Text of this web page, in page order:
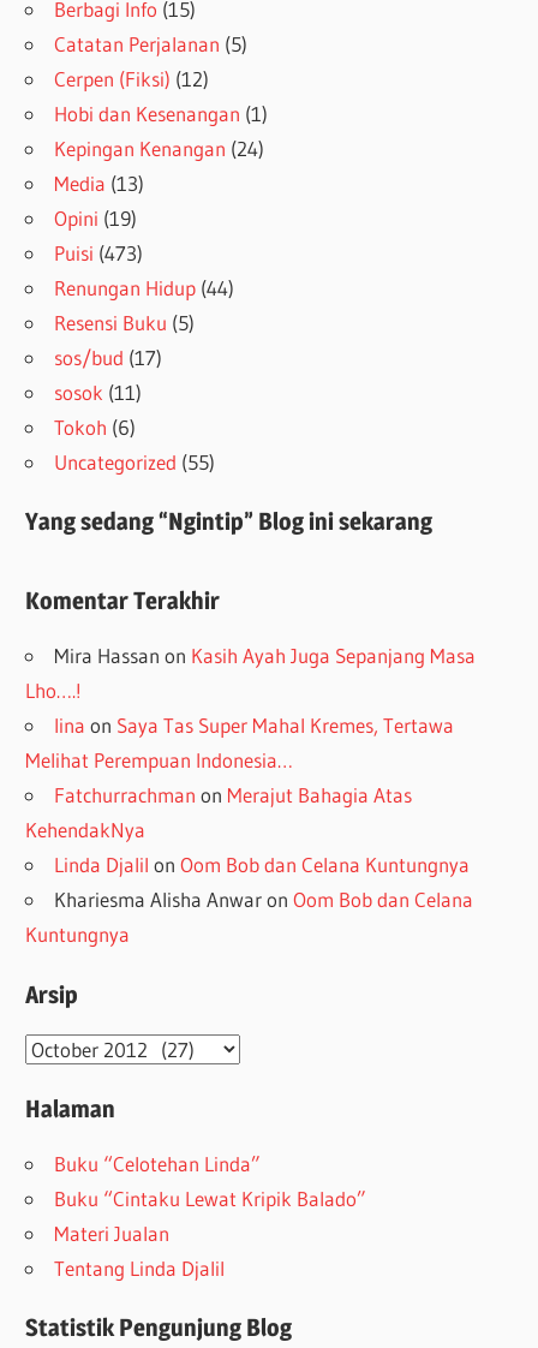
Berbagi Info (15)
Catatan Perjalanan (5)
Cerpen (Fiksi) (12)
Hobi dan Kesenangan (1)
Kepingan Kenangan (24)
Media (13)
Opini (19)
Puisi (473)
Renungan Hidup (44)
Resensi Buku (5)
sos/bud (17)
sosok (11)
Tokoh (6)
Uncategorized (55)
Yang sedang “Ngintip” Blog ini sekarang
Komentar Terakhir
Mira Hassan on Kasih Ayah Juga Sepanjang Masa
Lho….!
lina on Saya Tas Super Mahal Kremes, Tertawa
Melihat Perempuan Indonesia…
Fatchurrachman on Merajut Bahagia Atas
KehendakNya
Linda Djalil onOom Bob dan Celana Kuntungnya
Khariesma Alisha AnwaronOom Bob dan Celana
Kuntungnya
Arsip
Arsip
Halaman
Buku “Celotehan Linda”
Buku “Cintaku Lewat Kripik Balado”
Materi Jualan
Tentang Linda Djalil
Statistik Pengunjung Blog